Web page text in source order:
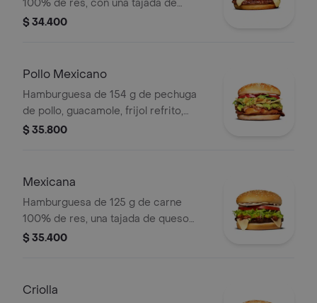
100% de res, con una tajada de
queso tipo mozzarella, piña, lechuga,
$ 34.400
Pollo Mexicano
Hamburguesa de 154 g de pechuga
de pollo, guacamole, frijol refrito,
tortillas de maíz, tomate, lechuga y
$ 35.800
Mexicana
Hamburguesa de 125 g de carne
100% de res, una tajada de queso
tipo mozzarella, guacamole, fríjol
$ 35.400
Criolla